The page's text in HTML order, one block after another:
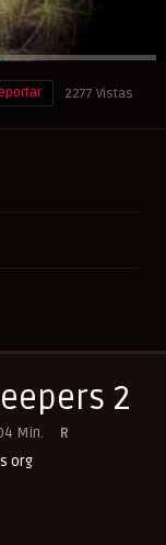
2277 Vistas
2
Min.
R
org